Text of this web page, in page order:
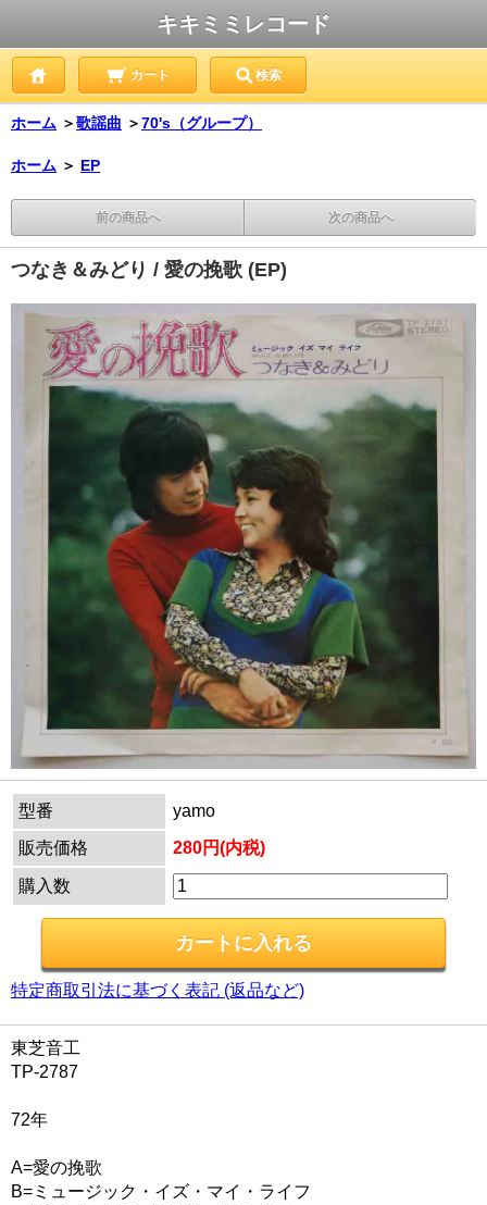
キキミミレコード
カート 検索
ホーム ＞歌謡曲 ＞70's（グループ）
ホーム ＞ EP
前の商品へ 次の商品へ
つなき＆みどり / 愛の挽歌 (EP)
型番
yamo
販売価格
280円(内税)
購入数
特定商取引法に基づく表記 (返品など)
東芝音工
TP-2787
72年
A=愛の挽歌
B=ミュージック・イズ・マイ・ライフ